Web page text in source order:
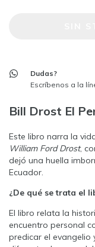
Dudas?
Escríbenos a la
Bill Drost El
Este libro narra la
William Ford Drost,
dejó una huella
Ecuador.
¿De qué se trata el
El libro relata la
encuentro personal
predicar el evangelio